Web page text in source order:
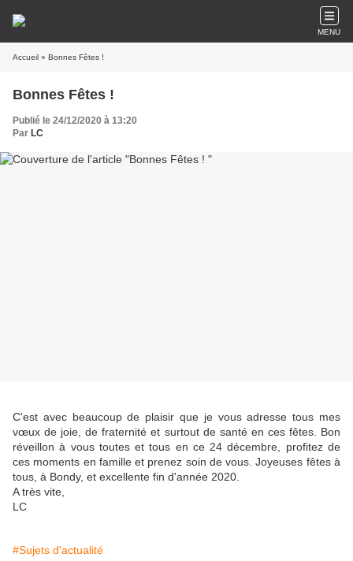
MENU
Accueil » Bonnes Fêtes !
Bonnes Fêtes !
Publié le 24/12/2020 à 13:20
Par LC
C'est avec beaucoup de plaisir que je vous adresse tous mes
vœux de joie, de fraternité et surtout de santé en ces fêtes. Bon
réveillon à vous toutes et tous en ce 24 décembre, profitez de
ces moments en famille et prenez soin de vous. Joyeuses fêtes à
tous, à Bondy, et excellente fin d'année 2020.
A très vite,
LC
#Sujets d'actualité